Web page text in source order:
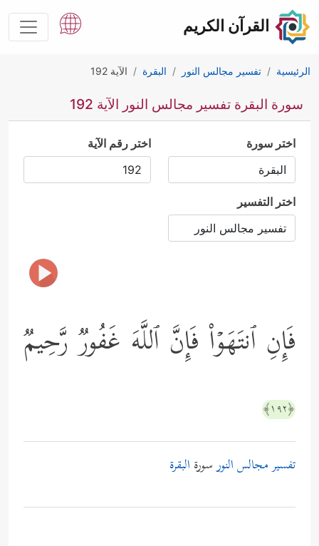
القرآن الكريم
الرئيسية تفسير مجالس النور البقرة الآية 192
سورة البقرة تفسير مجالس النور الآية 192
اختر سورة اختر رقم الآية
اختر التفسير
فَإِنِ ٱنتَهَوۡاْ فَإِنَّ ٱللَّهَ غَفُورࣱ رَّحِیمࣱ
﴿١٩٢﴾
تفسير مجالس النورسورة البقرة